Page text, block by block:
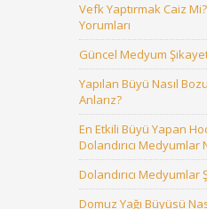
Vefk Yaptırmak Caiz
Yorumları
Güncel Medyum
Yapılan Büyü Nasıl
Anlarız?
En Etkili Büyü Yapan
Dolandırıcı Medyumlar
Dolandırıcı
Domuz Yağı Büyüsü